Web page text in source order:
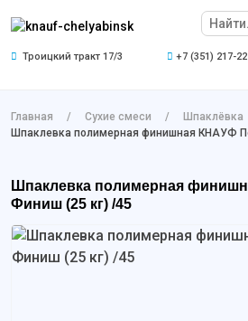
Троицкий тракт 17/3 +7 (351) 217-
Главная Сухие смеси
Шпаклёвка
Шпаклевка полимерная финишная КНАУФ
Шпаклевка полимерная
Финиш (25 кг) /45